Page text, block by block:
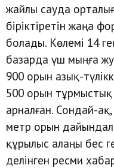
жайлы сауда
біріктіретін жаңа
болады. Көлемі 14
базарда үш мыңға
900 орын азық-
500 орын
арналған. Сондай-
метр орын
құрылыс алаңы бес
делінген ресми